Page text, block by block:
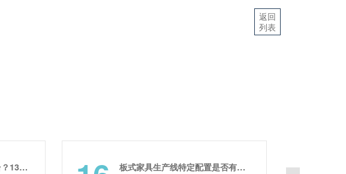
返回
列表
1325木工开料机多少钱一台？1325什么意思？ 板式家具生产线特定配置是否有选择的价值？